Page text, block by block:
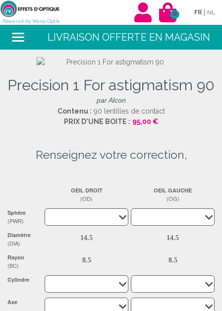
Powered by Weiss Optik
0 FR | NL
LIVRAISON OFFERTE EN MAGASIN
Precision 1 For astigmatism 90
par Alcon
Contenu : 90 lentilles de contact
PRIX D'UNE BOITE : 95,00 €
renseignez votre correction,
Sphère
(PWR)
Diamètre
(DIA)
Rayon
(BC)
Cylindre
Axe
OEIL DROIT
(OD)
OEIL GAUCHE
(OG)